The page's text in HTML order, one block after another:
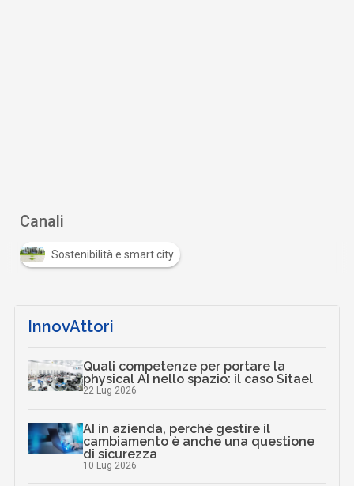
Canali
Sostenibilità e smart city
InnovAttori
Quali competenze per portare la
physical AI nello spazio: il caso Sitael
22 Lug 2026
AI in azienda, perché gestire il
cambiamento è anche una questione
di sicurezza
10 Lug 2026